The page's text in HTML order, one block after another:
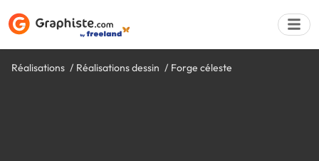
Réalisations Réalisations dessin Forge céleste